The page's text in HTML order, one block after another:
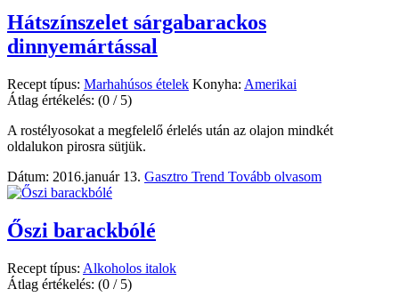
Hátszínszelet sárgabarackos
dinnyemártással
Recept típus: Marhahúsos ételek Konyha: Amerikai
Átlag értékelés: (0 / 5)
A rostélyosokat a megfelelő érlelés után az olajon mindkét
oldalukon pirosra sütjük.
Dátum: 2016.január 13. Gasztro Trend Tovább olvasom
Őszi barackbólé
Recept típus: Alkoholos italok
Átlag értékelés: (0 / 5)